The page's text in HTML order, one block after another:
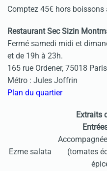
Comptez 45€ hors boissons
Restaurant Sec Sizin
Fermé samedi midi et
et de 19h à 23h.
165 rue Ordener, 75018 Paris
Métro : Jules Joffrin
Plan du quartier
Extraits
Ezme salata (tomates